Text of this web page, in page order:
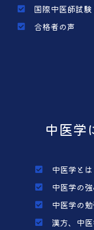
国際中医師試
合格者の声
中医学
中医学とは
中医学の
中医学の
漢方、中